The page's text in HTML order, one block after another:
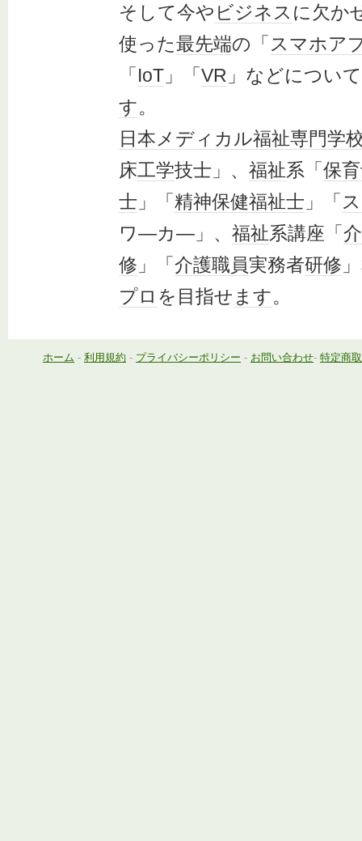
そして今や ビジネス に欠か
使った最先端の「 スマホア
「 IoT 」「 VR 」などについ
す。
日本メディカル福祉専門学
床工学技士」、 福祉系「 保
士 」「 精神保健福祉士 」「
ワ―カ―」、 福祉系講座「
修 」「 介護職員実務者研修
プロ を目指せ ます。
ホーム - 利用規約 - プライバシーポリシー - お問い合わせ- 特定商